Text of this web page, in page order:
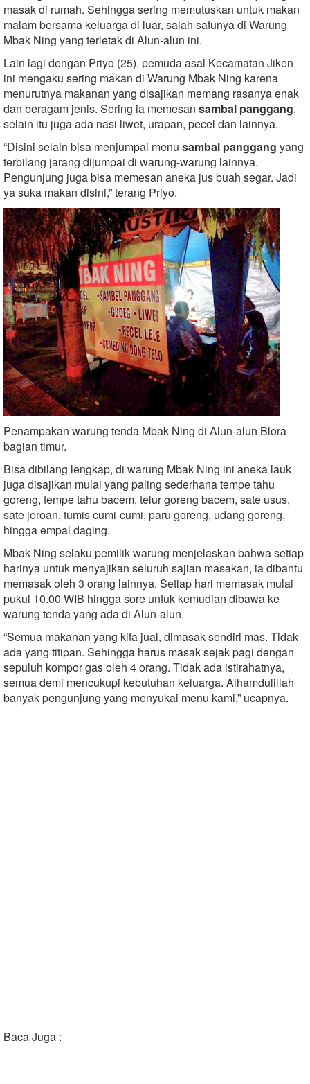
masak di rumah. Sehingga sering memutuskan untuk makan
malam bersama keluarga di luar, salah satunya di Warung
Mbak Ning yang terletak di Alun-alun ini.
Lain lagi dengan Priyo (25), pemuda asal Kecamatan Jiken
ini mengaku sering makan di Warung Mbak Ning karena
menurutnya makanan yang disajikan memang rasanya enak
dan beragam jenis. Sering ia memesan sambal panggang,
selain itu juga ada nasi liwet, urapan, pecel dan lainnya.
“Disini selain bisa menjumpai menu sambal panggang yang
terbilang jarang dijumpai di warung-warung lainnya.
Pengunjung juga bisa memesan aneka jus buah segar. Jadi
ya suka makan disini,” terang Priyo.
Penampakan warung tenda Mbak Ning di Alun-alun Blora
bagian timur.
Bisa dibilang lengkap, di warung Mbak Ning ini aneka lauk
juga disajikan mulai yang paling sederhana tempe tahu
goreng, tempe tahu bacem, telur goreng bacem, sate usus,
sate jeroan, tumis cumi-cumi, paru goreng, udang goreng,
hingga empal daging.
Mbak Ning selaku pemilik warung menjelaskan bahwa setiap
harinya untuk menyajikan seluruh sajian masakan, ia dibantu
memasak oleh 3 orang lainnya. Setiap hari memasak mulai
pukul 10.00 WIB hingga sore untuk kemudian dibawa ke
warung tenda yang ada di Alun-alun.
“Semua makanan yang kita jual, dimasak sendiri mas. Tidak
ada yang titipan. Sehingga harus masak sejak pagi dengan
sepuluh kompor gas oleh 4 orang. Tidak ada istirahatnya,
semua demi mencukupi kebutuhan keluarga. Alhamdulillah
banyak pengunjung yang menyukai menu kami,” ucapnya.
Baca Juga :